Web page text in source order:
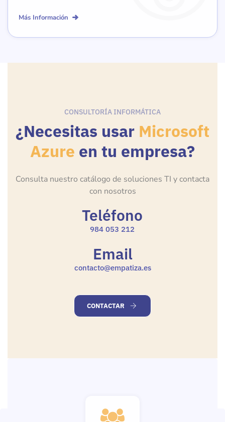
Más Información
CONSULTORÍA INFORMÁTICA
¿Necesitas usar Microsoft
Azure en tu empresa?
Consulta nuestro catálogo de soluciones TI y contacta
con nosotros
Teléfono
984 053 212
Email
contacto@empatiza.es
CONTACTAR